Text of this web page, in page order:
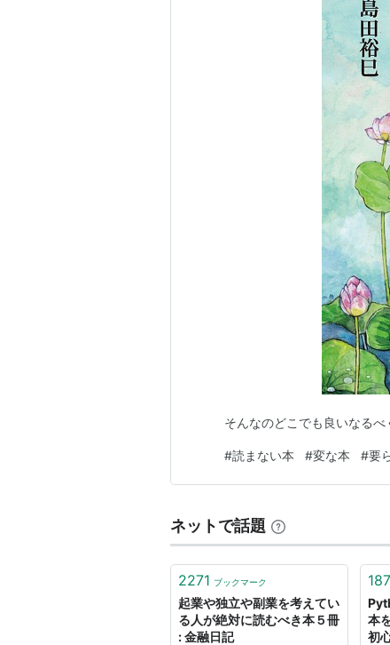
そんなのどこでも良いなる
#読まない本 #変な本 #要
ネットで話題
2271 ブックマーク
起業や独立や副業を考えてい
る人が絶対に読むべき本５冊
: 金融日記
本
初